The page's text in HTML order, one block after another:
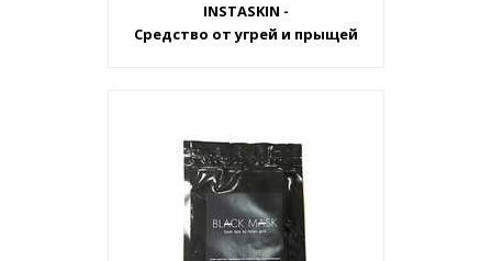
INSTASKIN -
Средство от угрей и прыщей